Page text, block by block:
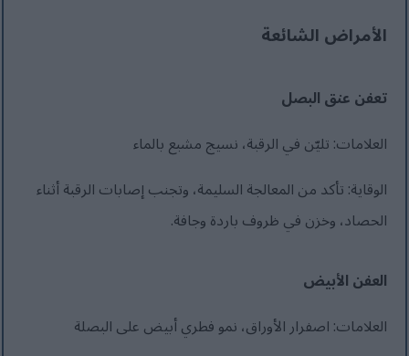
الأمراض الشائعة
تعفن عنق البصل
العلامات: تليّن في الرقبة، نسيج مشبع بالماء
الوقاية: تأكد من المعالجة السليمة، وتجنب إصابات الرقبة أثناء
الحصاد، وخزن في ظروف باردة وجافة.
العفن الأبيض
العلامات: اصفرار الأوراق، نمو فطري أبيض على البصلة